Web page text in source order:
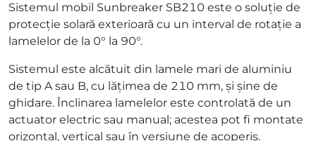
Sistemul mobil Sunbreaker SB210 este o soluție de
protecție solară exterioară cu un interval de rotație a
lamelelor de la 0° la 90°.
Sistemul este alcătuit din lamele mari de aluminiu
de tip A sau B, cu lățimea de 210 mm, și șine de
ghidare. Înclinarea lamelelor este controlată de un
actuator electric sau manual; acestea pot fi montate
orizontal, vertical sau în versiune de acoperiș.